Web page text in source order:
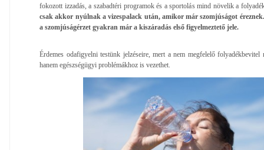
fokozott izzadás, a szabadtéri programok és a sportolás mind növelik a
csak akkor nyúlnak a vizespalack után, amikor már szomjúságot
a szomjúságérzet gyakran már a kiszáradás első figyelmeztető jele.
Érdemes odafigyelni testünk jelzéseire, mert a nem megfelelő folyadékbevitel
hanem egészségügyi problémákhoz is vezethet.